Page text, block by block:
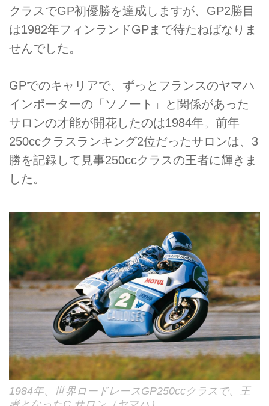
クラスでGP初優勝を達成しますが、GP2勝目
は1982年フィンランドGPまで待たねばなりま
せんでした。
GPでのキャリアで、ずっとフランスのヤマハ
インポーターの「ソノート」と関係があった
サロンの才能が開花したのは1984年。前年
250ccクラスランキング2位だったサロンは、3
勝を記録して見事250ccクラスの王者に輝きま
した。
1984年、世界ロードレースGP250ccクラスで、王